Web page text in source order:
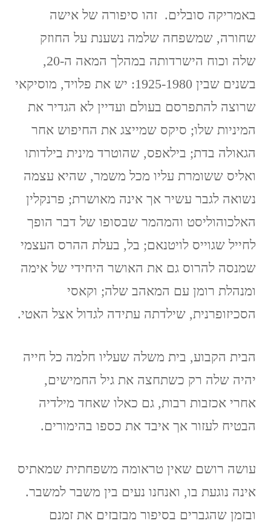
באמריקה סובלים. זהו סיפורה של אישה
שחורה, שמשפחה שלמה נשענת על החוזק
שלה וכוח הישרדותה במהלך המאה ה-20,
בשנים שבין 1925-1980: יש את פלויד, מוסיקאי
שרוצה להתפרסם בעולם ועדיין לא הגדיר את
המיניות שלו; סיקס שמייצג את החיפוש אחר
הגאולה בדת; בילאפס, שהוטרד מינית בילדותו
ואליס ששומרת עליו מכל משמר, שהיא עצמה
נשואה לגבר עשיר אך אינה מאושרת; פרנקלין
האלכוהוליסט והמהמר שבסופו של דבר הופך
לחייל שגוייס לויטנאם; בל, בעלת ההרס העצמי
שמנסה להרוס גם את האושר היחידי של אימה
ומנהלת רומן עם המאהב שלה; וקאסי
הסכיזופרנית, שילדתה עתידה לגדול אצל האטי.
הבית הקבוע, בית משלה שעליו חלמה כל חייה
יהיה שלה רק כשתחצה את גיל החמישים,
אחרי אכזבות רבות, גם כאלו שאחד מילדיה
הבטיח לעזור אך איבד את כספו בהימורים.
עושה רושם שאין טראומה משפחתית שמאתיס
אינה נוגעת בו, ואנחנו נעים בין משבר למשבר.
ובזמן שהגברים בסיפור מבזבזים את זמנם